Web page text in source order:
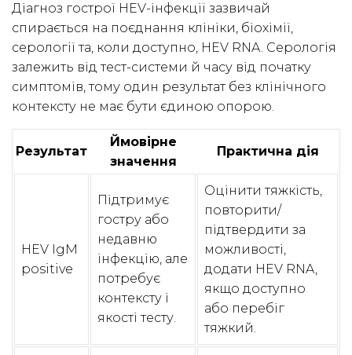
Діагноз гострої HEV-інфекції зазвичай
спирається на поєднання клініки, біохімії,
серології та, коли доступно, HEV RNA. Серологія
залежить від тест-системи й часу від початку
симптомів, тому один результат без клінічного
контексту не має бути єдиною опорою.
Результат
Ймовірне
значення
Практична дія
HEV IgM
positive
Підтримує
гостру або
недавню
інфекцію, але
потребує
контексту і
якості тесту.
Оцінити тяжкість,
повторити/
підтвердити за
можливості,
додати HEV RNA,
якщо доступно
або перебіг
тяжкий.